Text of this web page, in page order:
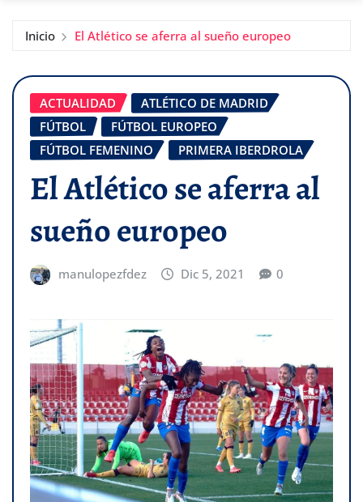
Inicio El Atlético se aferra al sueño europeo
ACTUALIDAD
ATLÉTICO DE MADRID
FÚTBOL
FÚTBOL EUROPEO
FÚTBOL FEMENINO
PRIMERA IBERDROLA
El Atlético se aferra al
sueño europeo
manulopezfdez Dic 5, 2021 0